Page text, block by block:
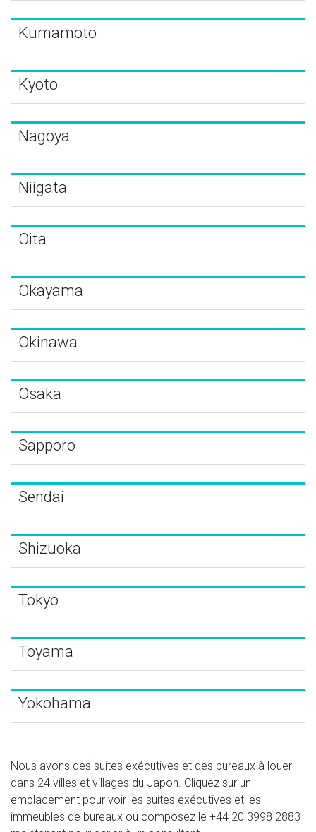
Kumamoto
Kyoto
Nagoya
Niigata
Oita
Okayama
Okinawa
Osaka
Sapporo
Sendai
Shizuoka
Tokyo
Toyama
Yokohama
Nous avons des suites exécutives et des bureaux à louer
dans 24 villes et villages du Japon. Cliquez sur un
emplacement pour voir les suites exécutives et les
immeubles de bureaux ou composez le +44 20 3998 2883